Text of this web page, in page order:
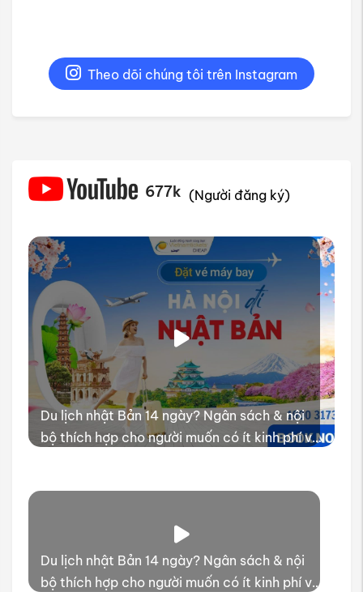
Theo dõi chúng tôi trên Instagram
677k (Người đăng ký)
Du lịch nhật Bản 14 ngày? Ngân sách & nội
bộ thích hợp cho người muốn có ít kinh phí và
Du lịch nhật Bản 14 ngày? Ngân sách & nội
bộ thích hợp cho người muốn có ít kinh phí và